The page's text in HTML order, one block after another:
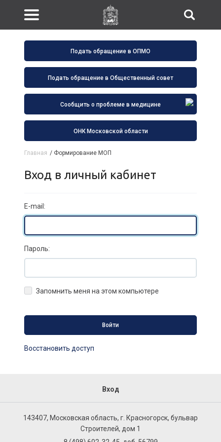
Подать обращение в ОПМО
Подать обращение в Общественный совет
Сообщить о проблеме в медицине
ОНК Московской области
Главная / Формирование МОП
Вход в личный кабинет
E-mail:
Пароль:
Запомнить меня на этом компьютере
Восстановить доступ
Вход
143407, Московская область, г. Красногорск, бульвар
Строителей, дом 1